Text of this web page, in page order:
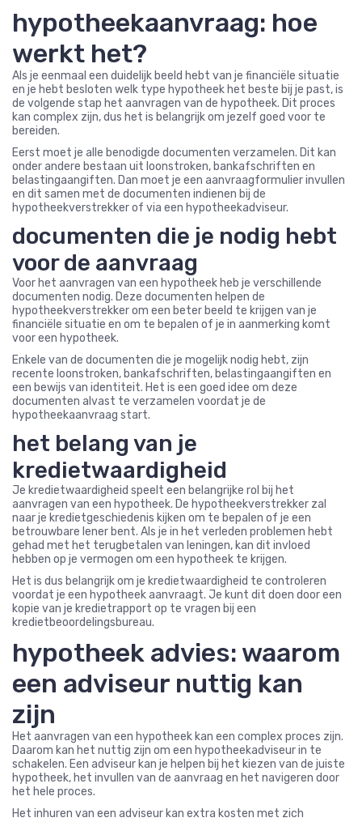
hypotheekaanvraag: hoe
werkt het?
Als je eenmaal een duidelijk beeld hebt van je financiële situatie
en je hebt besloten welk type hypotheek het beste bij je past, is
de volgende stap het aanvragen van de hypotheek. Dit proces
kan complex zijn, dus het is belangrijk om jezelf goed voor te
bereiden.
Eerst moet je alle benodigde documenten verzamelen. Dit kan
onder andere bestaan uit loonstroken, bankafschriften en
belastingaangiften. Dan moet je een aanvraagformulier invullen
en dit samen met de documenten indienen bij de
hypotheekverstrekker of via een hypotheekadviseur.
documenten die je nodig hebt
voor de aanvraag
Voor het aanvragen van een hypotheek heb je verschillende
documenten nodig. Deze documenten helpen de
hypotheekverstrekker om een beter beeld te krijgen van je
financiële situatie en om te bepalen of je in aanmerking komt
voor een hypotheek.
Enkele van de documenten die je mogelijk nodig hebt, zijn
recente loonstroken, bankafschriften, belastingaangiften en
een bewijs van identiteit. Het is een goed idee om deze
documenten alvast te verzamelen voordat je de
hypotheekaanvraag start.
het belang van je
kredietwaardigheid
Je kredietwaardigheid speelt een belangrijke rol bij het
aanvragen van een hypotheek. De hypotheekverstrekker zal
naar je kredietgeschiedenis kijken om te bepalen of je een
betrouwbare lener bent. Als je in het verleden problemen hebt
gehad met het terugbetalen van leningen, kan dit invloed
hebben op je vermogen om een hypotheek te krijgen.
Het is dus belangrijk om je kredietwaardigheid te controleren
voordat je een hypotheek aanvraagt. Je kunt dit doen door een
kopie van je kredietrapport op te vragen bij een
kredietbeoordelingsbureau.
hypotheek advies: waarom
een adviseur nuttig kan
zijn
Het aanvragen van een hypotheek kan een complex proces zijn.
Daarom kan het nuttig zijn om een hypotheekadviseur in te
schakelen. Een adviseur kan je helpen bij het kiezen van de juiste
hypotheek, het invullen van de aanvraag en het navigeren door
het hele proces.
Het inhuren van een adviseur kan extra kosten met zich